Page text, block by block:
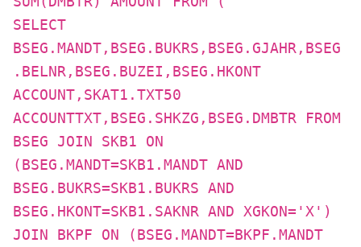
SELECT
BSEG.MANDT,BSEG.BUKRS,BSEG.GJAHR,BSEG
.BELNR,BSEG.BUZEI,BSEG.HKONT
ACCOUNT,SKAT1.TXT50
ACCOUNTTXT,BSEG.SHKZG,BSEG.DMBTR FROM
BSEG JOIN SKB1 ON
(BSEG.MANDT=SKB1.MANDT AND
BSEG.BUKRS=SKB1.BUKRS AND
BSEG.HKONT=SKB1.SAKNR AND XGKON='X')
JOIN BKPF ON (BSEG.MANDT=BKPF.MANDT